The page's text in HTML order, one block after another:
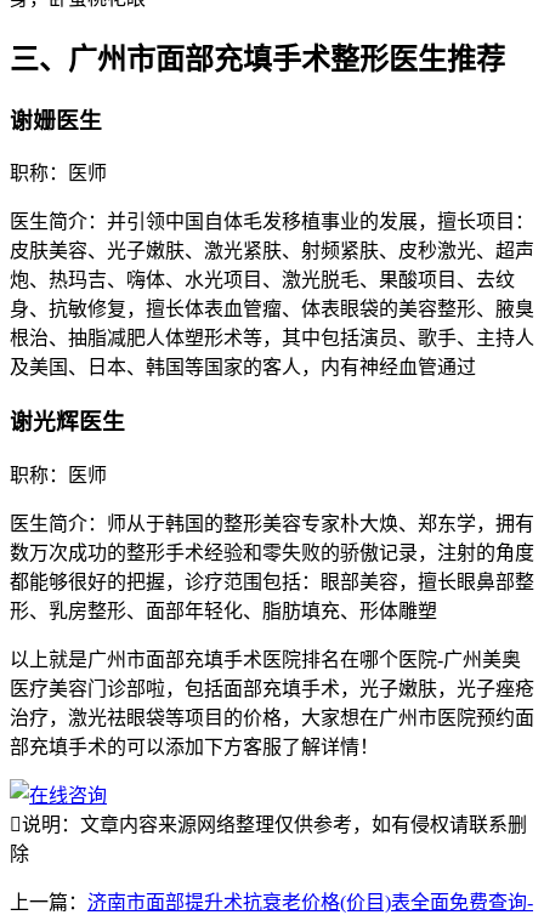
三、广州市面部充填手术整形医生推荐
谢姗医生
职称：医师
医生简介：并引领中国自体毛发移植事业的发展，擅长项目：
皮肤美容、光子嫩肤、激光紧肤、射频紧肤、皮秒激光、超声
炮、热玛吉、嗨体、水光项目、激光脱毛、果酸项目、去纹
身、抗敏修复，擅长体表血管瘤、体表眼袋的美容整形、腋臭
根治、抽脂减肥人体塑形术等，其中包括演员、歌手、主持人
及美国、日本、韩国等国家的客人，内有神经血管通过
谢光辉医生
职称：医师
医生简介：师从于韩国的整形美容专家朴大焕、郑东学，拥有
数万次成功的整形手术经验和零失败的骄傲记录，注射的角度
都能够很好的把握，诊疗范围包括：眼部美容，擅长眼鼻部整
形、乳房整形、面部年轻化、脂肪填充、形体雕塑
以上就是广州市面部充填手术医院排名在哪个医院-广州美奥
医疗美容门诊部啦，包括面部充填手术，光子嫩肤，光子痤疮
治疗，激光祛眼袋等项目的价格，大家想在广州市医院预约面
部充填手术的可以添加下方客服了解详情！
说明：文章内容来源网络整理仅供参考，如有侵权请联系删
除
上一篇： 济南市面部提升术抗衰老价格(价目)表全面免费查询-